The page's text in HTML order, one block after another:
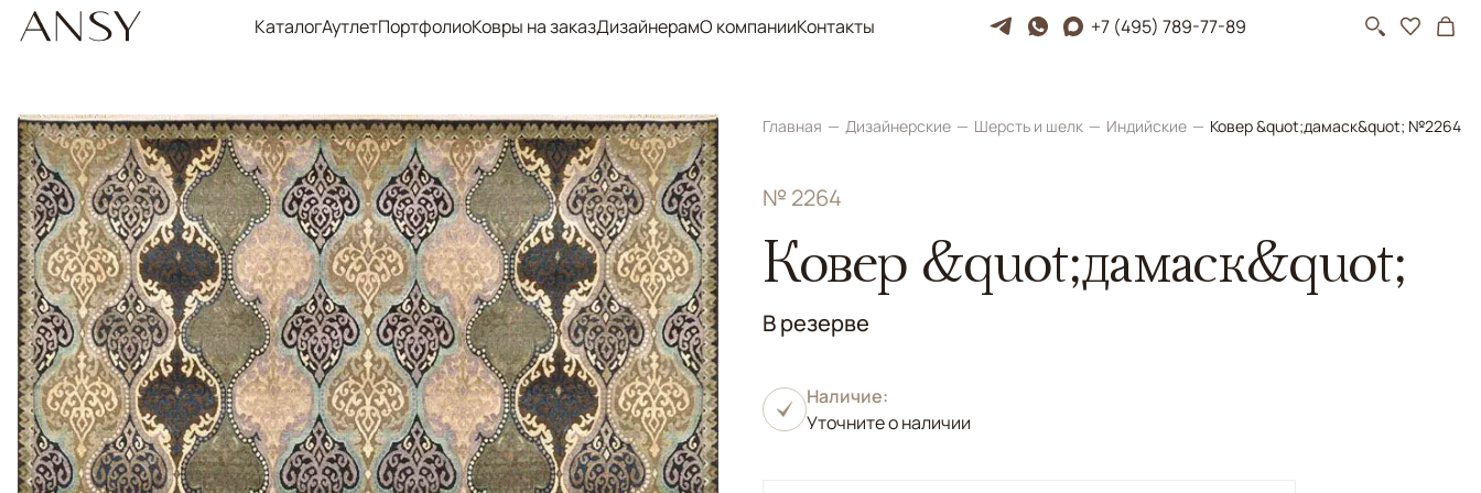
КаталогАутлетПортфолиоКовры на заказДизайнерамО компанииКонтакты +7 (495) 789-77-89
Главная Дизайнерские Шерсть и шелк Индийские Ковер &quot;дамаск&quot; №2264
№ 2264
Ковер &quot;дамаск&quot;
В резерве
Наличие:
Уточните о наличии